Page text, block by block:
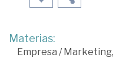
Materias:
Empresa /Marketing,